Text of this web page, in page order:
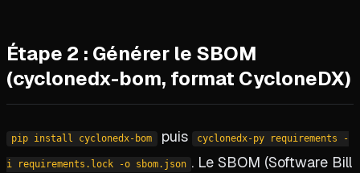
Étape 2 : Générer le SBOM
(cyclonedx-bom, format CycloneDX)
pip install cyclonedx-bom puis cyclonedx-py requirements -
i requirements.lock -o sbom.json . Le SBOM (Software Bill